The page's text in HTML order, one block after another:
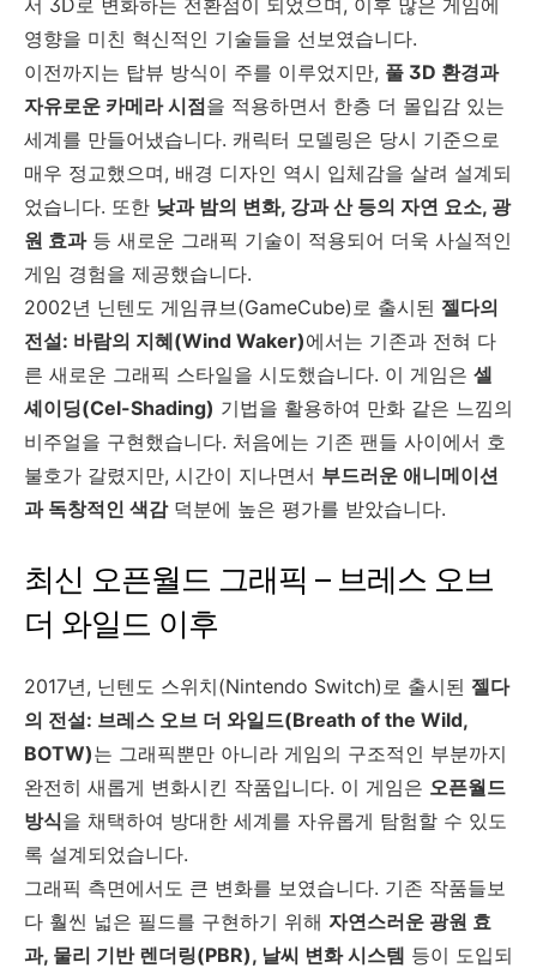
영향을 미친 혁신적인 기술들을 선보였습니다.
이전까지는 탑뷰 방식이 주를 이루었지만, 풀 3D 환경과
자유로운 카메라 시점을 적용하면서 한층 더 몰입감 있는
세계를 만들어냈습니다. 캐릭터 모델링은 당시 기준으로
매우 정교했으며, 배경 디자인 역시 입체감을 살려 설계되
었습니다. 또한 낮과 밤의 변화, 강과 산 등의 자연 요소, 광
원 효과등 새로운 그래픽 기술이 적용되어 더욱 사실적인
게임 경험을 제공했습니다.
2002년 닌텐도 게임큐브(GameCube)로 출시된 젤다의
전설: 바람의 지혜(Wind Waker)에서는 기존과 전혀 다
른 새로운 그래픽 스타일을 시도했습니다. 이 게임은 셀
셰이딩(Cel-Shading) 기법을 활용하여 만화 같은 느낌의
비주얼을 구현했습니다. 처음에는 기존 팬들 사이에서 호
불호가 갈렸지만, 시간이 지나면서 부드러운 애니메이션
과 독창적인 색감덕분에 높은 평가를 받았습니다.
최신 오픈월드 그래픽 – 브레스 오브
더 와일드 이후
2017년, 닌텐도 스위치(Nintendo Switch)로 출시된 젤다
의 전설: 브레스 오브 더 와일드(Breath of the Wild,
BOTW)는 그래픽뿐만 아니라 게임의 구조적인 부분까지
완전히 새롭게 변화시킨 작품입니다. 이 게임은 오픈월드
방식을 채택하여 방대한 세계를 자유롭게 탐험할 수 있도
록 설계되었습니다.
그래픽 측면에서도 큰 변화를 보였습니다. 기존 작품들보
다 훨씬 넓은 필드를 구현하기 위해 자연스러운 광원 효
과, 물리 기반 렌더링(PBR), 날씨 변화 시스템 등이 도입되